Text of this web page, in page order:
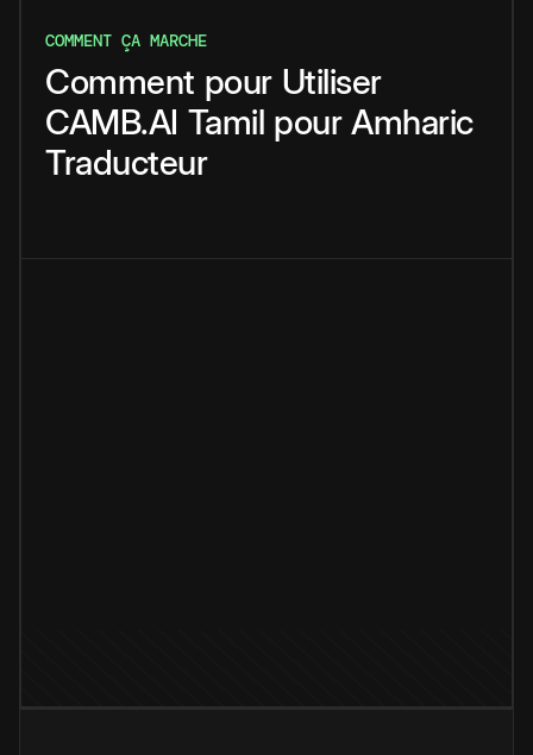
COMMENT ÇA MARCHE
Comment pour Utiliser
CAMB.AI Tamil pour Amharic
Traducteur